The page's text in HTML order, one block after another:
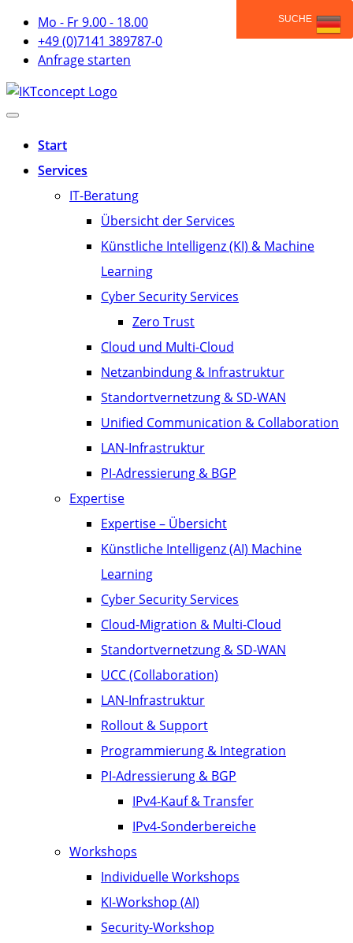
Mo - Fr 9.00 - 18.00
+49 (0)7141 389787-0
Anfrage starten
Start
Services
IT-Beratung
Übersicht der Services
Künstliche Intelligenz (KI) & Machine
Learning
Cyber Security Services
Zero Trust
Cloud und Multi-Cloud
Netzanbindung & Infrastruktur
Standortvernetzung & SD-WAN
Unified Communication & Collaboration
LAN-Infrastruktur
PI-Adressierung & BGP
Expertise
Expertise – Übersicht
Künstliche Intelligenz (AI) Machine
Learning
Cyber Security Services
Cloud-Migration & Multi-Cloud
Standortvernetzung & SD-WAN
UCC (Collaboration)
LAN-Infrastruktur
Rollout & Support
Programmierung & Integration
PI-Adressierung & BGP
IPv4-Kauf & Transfer
IPv4-Sonderbereiche
Workshops
Individuelle Workshops
KI-Workshop (AI)
Security-Workshop